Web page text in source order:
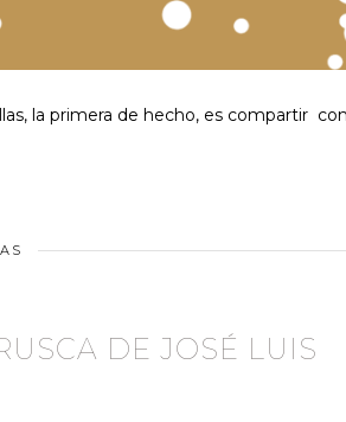
la primera de hecho, es compartir
DE JOSÉ LUIS